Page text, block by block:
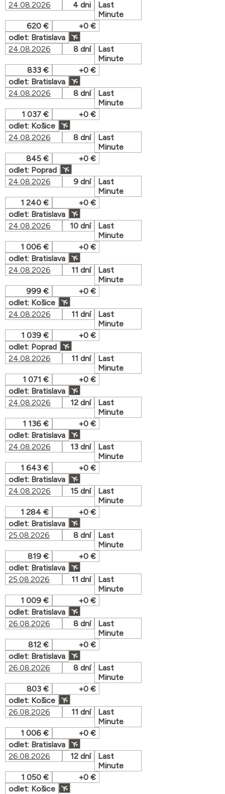
24.08.2026 4 dni
Last
Minute
620 €
+0 €
odlet: Bratislava
24.08.2026
8 dní
Last
Minute
833 €
+0 €
odlet: Bratislava
24.08.2026
8 dní
Last
Minute
1 037 €
+0 €
odlet: Košice
24.08.2026
8 dní
Last
Minute
845 €
+0 €
odlet: Poprad
24.08.2026
9 dní
Last
Minute
1 240 €
+0 €
odlet: Bratislava
24.08.2026
10 dní
Last
Minute
1 006 €
+0 €
odlet: Bratislava
24.08.2026
11 dní
Last
Minute
999 €
+0 €
odlet: Košice
24.08.2026
11 dní
Last
Minute
1 039 €
+0 €
odlet: Poprad
24.08.2026
11 dní
Last
Minute
1 071 €
+0 €
odlet: Bratislava
24.08.2026
12 dní
Last
Minute
1 136 €
+0 €
odlet: Bratislava
24.08.2026
13 dní
Last
Minute
1 643 €
+0 €
odlet: Bratislava
24.08.2026
15 dní
Last
Minute
1 284 €
+0 €
odlet: Bratislava
25.08.2026
8 dní
Last
Minute
819 €
+0 €
odlet: Bratislava
25.08.2026
11 dní
Last
Minute
1 009 €
+0 €
odlet: Bratislava
26.08.2026
8 dní
Last
Minute
812 €
+0 €
odlet: Bratislava
26.08.2026
8 dní
Last
Minute
803 €
+0 €
odlet: Košice
26.08.2026
11 dní
Last
Minute
1 006 €
+0 €
odlet: Bratislava
26.08.2026
12 dní
Last
Minute
1 050 €
+0 €
odlet: Košice